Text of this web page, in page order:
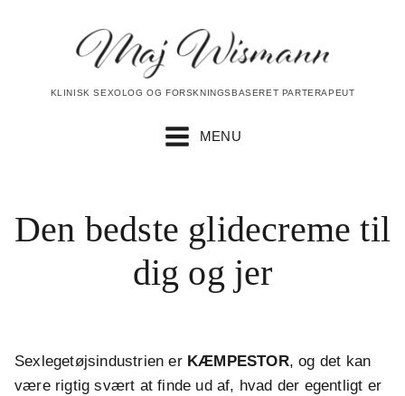
KLINISK SEXOLOG OG FORSKNINGSBASERET PARTERAPEUT
MENU
Den bedste glidecreme til
dig og jer
Sexlegetøjsindustrien er KÆMPESTOR, og det kan
være rigtig svært at finde ud af, hvad der egentligt er